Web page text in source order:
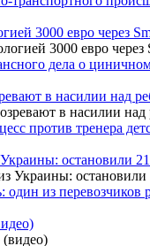
3000 евро через
дела о
в насилии над
против тренера
остановили 21
один из